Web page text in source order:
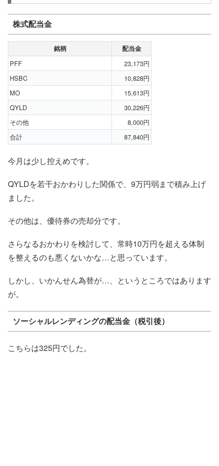
株式配当金
銘柄 配当金
PFF
23,173円
HSBC
10,828円
MO
15,613円
QYLD
30,226円
その他
8,000円
合計
87,840円
今月は少し控えめです。
QYLDを若干おかわりした関係で、9万円弱まで積み上げ
ました。
その他は、優待券の売却分です。
さらなるおかわりを検討して、常時10万円を超える体制
を整えるのも悪くないかな…と思っています。
しかし、いかんせん為替が…、というところではあります
が。
ソーシャルレンディングの配当金（税引後）
こちらは325円でした。